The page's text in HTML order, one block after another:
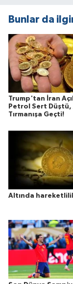
Bunlar da
Trump'tan İran
Petrol Sert Düştü,
Tırmanışa Geçti!
Altında